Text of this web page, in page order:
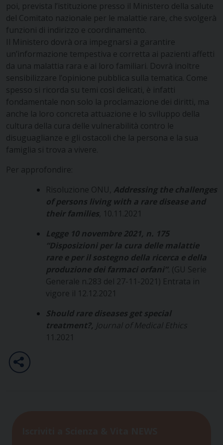
poi, prevista l’istituzione presso il Ministero della salute
del Comitato nazionale per le malattie rare, che svolgerà
funzioni di indirizzo e coordinamento.
Il Ministero dovrà ora impegnarsi a garantire
un’informazione tempestiva e corretta ai pazienti affetti
da una malattia rara e ai loro familiari. Dovrà inoltre
sensibilizzare l’opinione pubblica sulla tematica. Come
spesso si ricorda su temi così delicati, è infatti
fondamentale non solo la proclamazione dei diritti, ma
anche la loro concreta attuazione e lo sviluppo della
cultura della cura delle vulnerabilità contro le
disuguaglianze e gli ostacoli che la persona e la sua
famiglia si trova a vivere.
Per approfondire:
Risoluzione ONU, Addressing the challenges
of persons living with a rare disease and
their families , 10.11.2021
Legge 10 novembre 2021, n. 175
“Disposizioni per la cura delle malattie
rare e per il sostegno della ricerca e della
produzione dei farmaci orfani”. (GU Serie
Generale n.283 del 27-11-2021) Entrata in
vigore il 12.12.2021
Should rare diseases get special
treatment?, Journal of Medical Ethics
11.2021